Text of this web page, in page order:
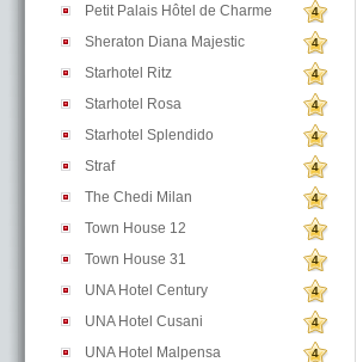
Petit Palais Hôtel de Charme 4
Sheraton Diana Majestic 4
Starhotel Ritz 4
Starhotel Rosa 4
Starhotel Splendido 4
Straf 4
The Chedi Milan 4
Town House 12 4
Town House 31 4
UNA Hotel Century 4
UNA Hotel Cusani 4
UNA Hotel Malpensa 4